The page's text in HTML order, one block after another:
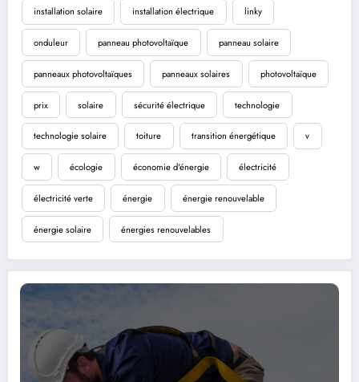
installation solaire installation électrique linky
onduleur panneau photovoltaïque panneau solaire
panneaux photovoltaïques panneaux solaires photovoltaïque
prix solaire sécurité électrique technologie
technologie solaire toiture transition énergétique v
w écologie économie d'énergie électricité
électricité verte énergie énergie renouvelable
énergie solaire énergies renouvelables